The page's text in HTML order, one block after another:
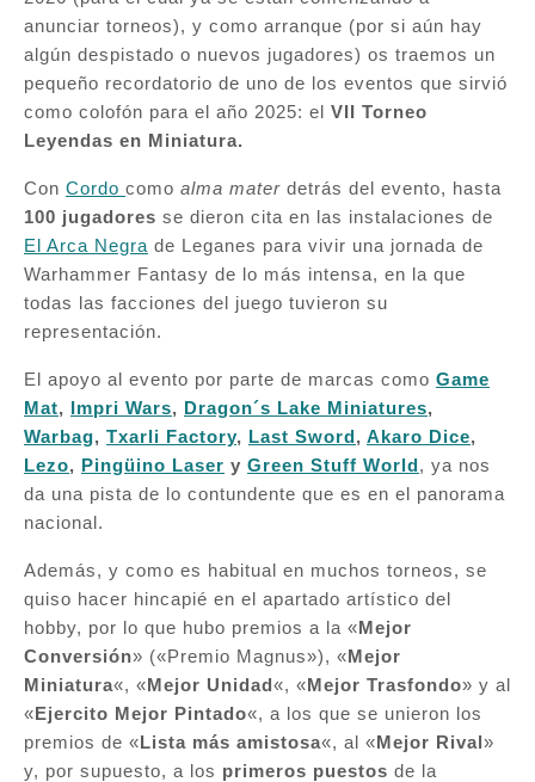
anunciar torneos), y como arranque (por si aún hay
algún despistado o nuevos jugadores) os traemos un
pequeño recordatorio de uno de los eventos que sirvió
como colofón para el año 2025: el VII Torneo
Leyendas en Miniatura.
Con Cordo como alma mater detrás del evento, hasta
100 jugadores se dieron cita en las instalaciones de
El Arca Negra de Leganes para vivir una jornada de
Warhammer Fantasy de lo más intensa, en la que
todas las facciones del juego tuvieron su
representación.
El apoyo al evento por parte de marcas como Game
Mat, Impri Wars, Dragon´s Lake Miniatures,
Warbag, Txarli Factory, Last Sword, Akaro Dice,
Lezo, Pingüino Laser y Green Stuff World, ya nos
da una pista de lo contundente que es en el panorama
nacional.
Además, y como es habitual en muchos torneos, se
quiso hacer hincapié en el apartado artístico del
hobby, por lo que hubo premios a la «Mejor
Conversión» («Premio Magnus»), «Mejor
Miniatura«, «Mejor Unidad«, «Mejor Trasfondo» y al
«Ejercito Mejor Pintado«, a los que se unieron los
premios de «Lista más amistosa«, al «Mejor Rival»
y, por supuesto, a los primeros puestos de la